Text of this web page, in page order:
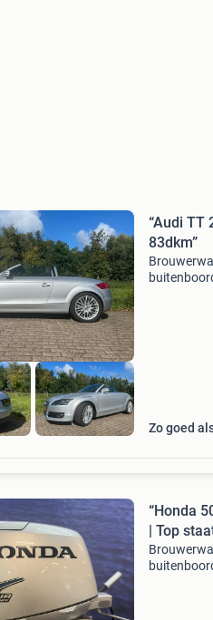
“Audi TT
83dkm”
Zo goed
“Honda
| Top